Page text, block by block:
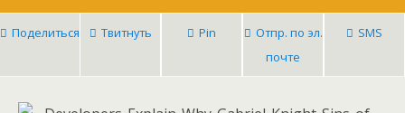
Поделиться Твитнуть Pin
Отпр. по эл.
почте
SMS